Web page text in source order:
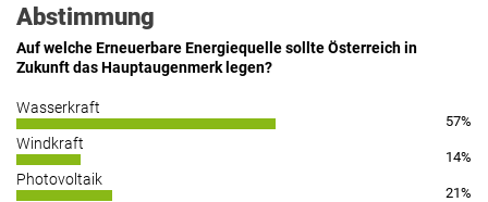
Hier geht’s zu allen Kommentaren
https://www.facebook.com/energiebau/
Abstimmung
Auf welche Erneuerbare Energiequelle sollte Österreich in
Zukunft das Hauptaugenmerk legen?
Wasserkraft
57%
Windkraft
14%
Photovoltaik
21%